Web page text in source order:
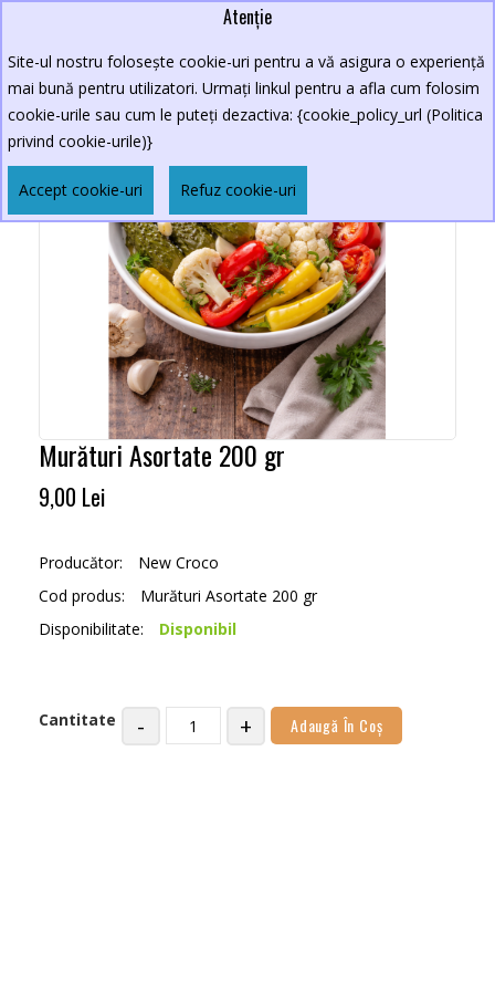
Atenție
Site-ul nostru folosește cookie-uri pentru a vă asigura o experiență
mai bună pentru utilizatori. Urmați linkul pentru a afla cum folosim
cookie-urile sau cum le puteți dezactiva: {cookie_policy_url (Politica
privind cookie-urile)}
Accept cookie-uri Refuz cookie-uri
Murături Asortate 200 gr
9,00 Lei
Producător:
New Croco
Cod produs:
Murături Asortate 200 gr
Disponibilitate:
Disponibil
Cantitate - + Adaugă În Coş